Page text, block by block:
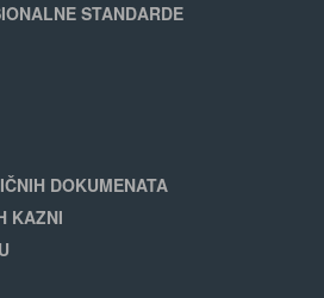
STANDARDE
DOKUMENATA
KAZNI